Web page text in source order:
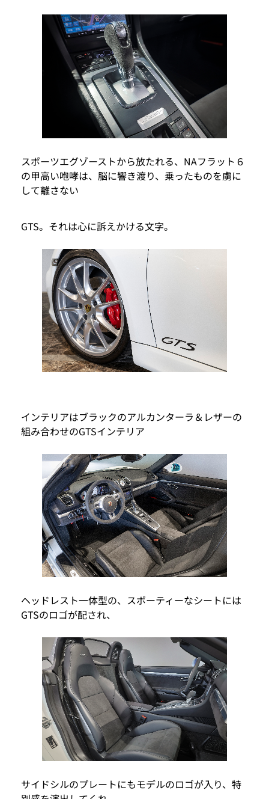
スポーツエグゾーストから放たれる、NAフラット６
の甲高い咆哮は、脳に響き渡り、乗ったものを虜に
して離さない
GTS。それは心に訴えかける文字。
インテリアはブラックのアルカンターラ＆レザーの
組み合わせのGTSインテリア
ヘッドレスト一体型の、スポーティーなシートには
GTSのロゴが配され、
サイドシルのプレートにもモデルのロゴが入り、特